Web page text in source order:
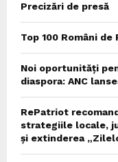
Precizări de presă
Top 100 Români
Noi oportunități
diaspora: ANC
RePatriot
strategiile locale,
și extinderea